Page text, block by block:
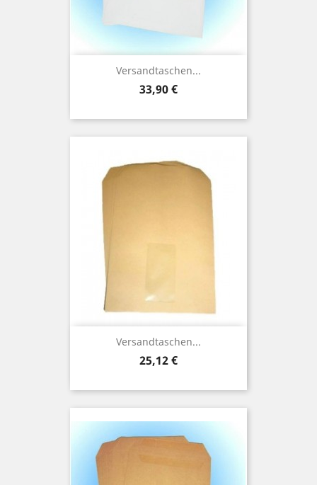
Versandtaschen...
Preis
33,90 €
Versandtaschen...
Preis
25,12 €